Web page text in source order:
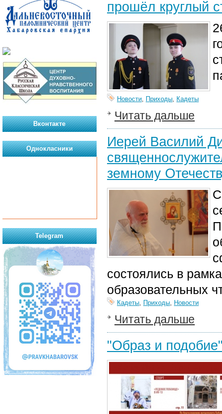
прошёл круглый
Новости, Приходы, Кадеты
Читать дальше
Иерей Василий
земному
состоялись в
образовательных
Кадеты, Приходы, Новости
Читать дальше
"Образ и
Вконтакте
Однокласники
Telegram